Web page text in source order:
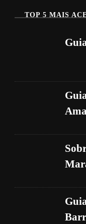
TOP 5 MAIS